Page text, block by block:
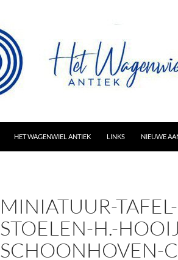
HET WAGENWIEL ANTIEK LINKS NIEUWE
MINIATUUR-
STOELEN-H.-
SCHOONHOVEN-